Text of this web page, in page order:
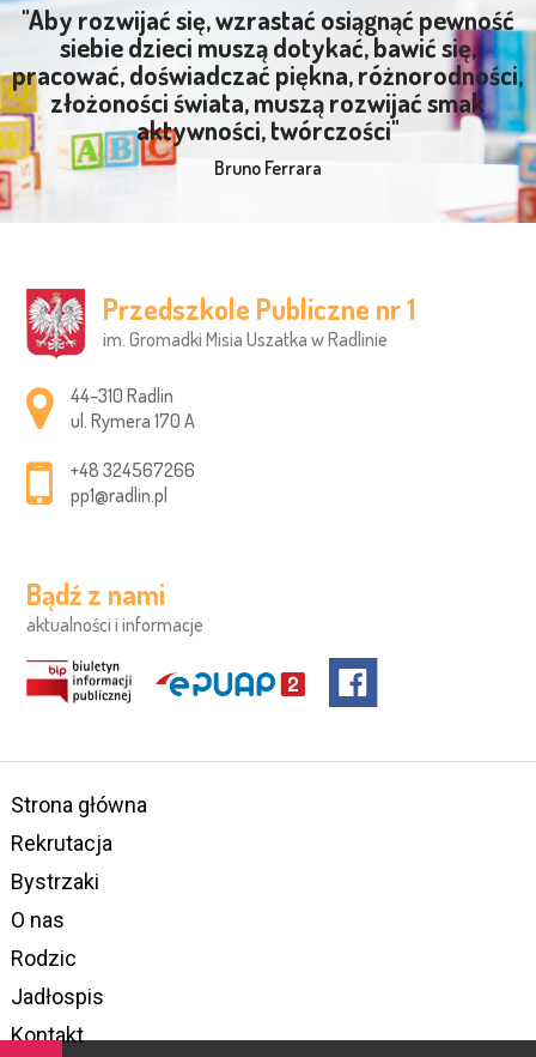
"Aby rozwijać się, wzrastać osiągnąć pewność
siebie dzieci muszą dotykać, bawić się,
pracować, doświadczać piękna, różnorodności,
złożoności świata, muszą rozwijać smak
aktywności, twórczości"
Bruno Ferrara
Przedszkole Publiczne nr 1
im. Gromadki Misia Uszatka w Radlinie
Adres pocztowy:
44–310 Radlin
ul. Rymera 170 A
+48 324567266
pp1@radlin.pl
Bądź z nami
aktualności i informacje
Strona główna
Rekrutacja
Bystrzaki
O nas
Rodzic
Jadłospis
Kontakt